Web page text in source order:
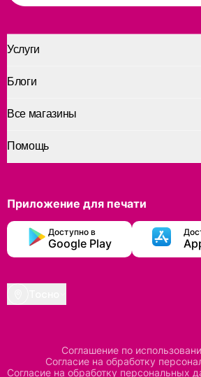
Услуги
Помощь
Блоги
Все магазины
Приложение для печати
Доступно в
Google Play
Соглашение по
Согласие на обработку
Согласие на обработку персональных